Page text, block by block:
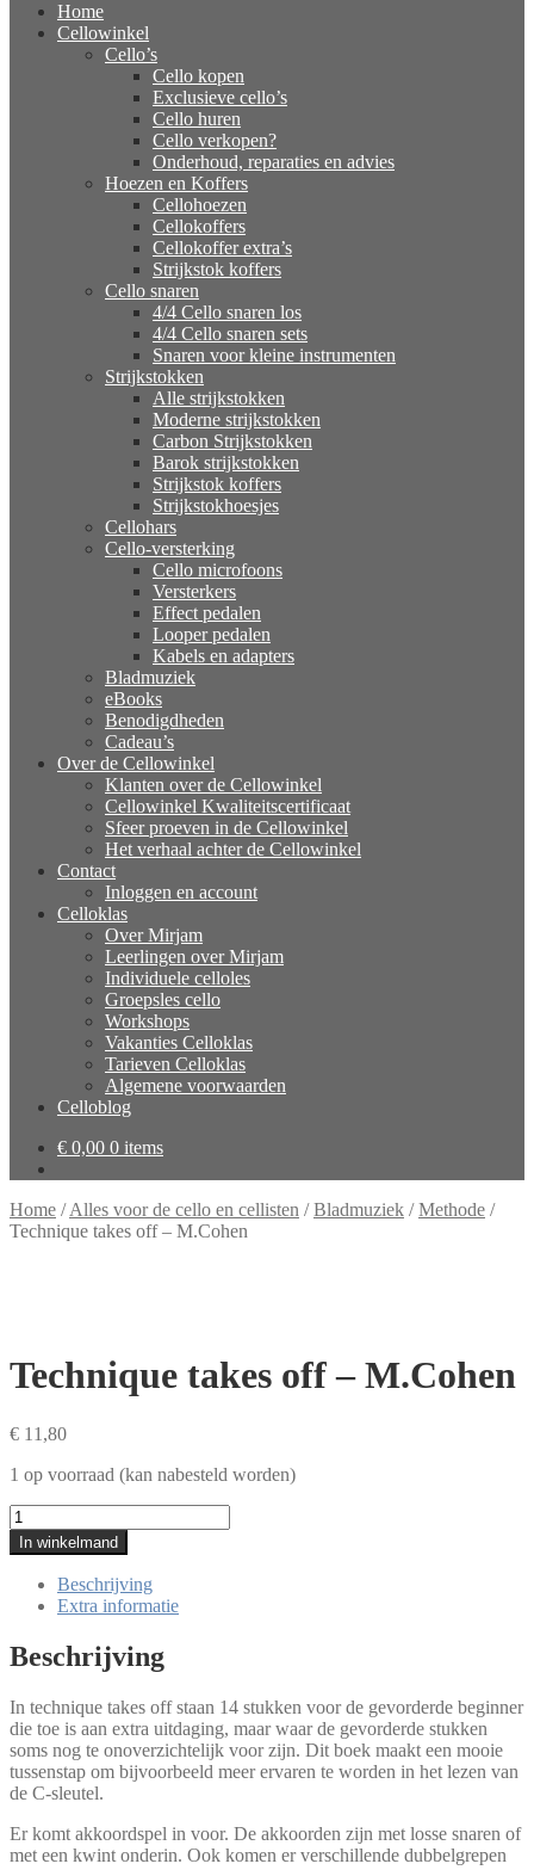
Home
Cellowinkel
Cello’s
Cello kopen
Exclusieve cello’s
Cello huren
Cello verkopen?
Onderhoud, reparaties en advies
Hoezen en Koffers
Cellohoezen
Cellokoffers
Cellokoffer extra’s
Strijkstok koffers
Cello snaren
4/4 Cello snaren los
4/4 Cello snaren sets
Snaren voor kleine instrumenten
Strijkstokken
Alle strijkstokken
Moderne strijkstokken
Carbon Strijkstokken
Barok strijkstokken
Strijkstok koffers
Strijkstokhoesjes
Cellohars
Cello-versterking
Cello microfoons
Versterkers
Effect pedalen
Looper pedalen
Kabels en adapters
Bladmuziek
eBooks
Benodigdheden
Cadeau’s
Over de Cellowinkel
Klanten over de Cellowinkel
Cellowinkel Kwaliteitscertificaat
Sfeer proeven in de Cellowinkel
Het verhaal achter de Cellowinkel
Contact
Inloggen en account
Celloklas
Over Mirjam
Leerlingen over Mirjam
Individuele celloles
Groepsles cello
Workshops
Vakanties Celloklas
Tarieven Celloklas
Algemene voorwaarden
Celloblog
€ 0,00 0 items
Home /Alles voor de cello en cellisten /Bladmuziek /Methode /
Technique takes off – M.Cohen
Technique takes off – M.Cohen
€ 11,80
1 op voorraad (kan nabesteld worden)
Technique
takes
off
M.Cohen
In winkelmand
Beschrijving
Extra informatie
Beschrijving
In technique takes off staan 14 stukken voor de gevorderde beginner
die toe is aan extra uitdaging, maar waar de gevorderde stukken
soms nog te onoverzichtelijk voor zijn. Dit boek maakt een mooie
tussenstap om bijvoorbeeld meer ervaren te worden in het lezen van
de C-sleutel.
Er komt akkoordspel in voor. De akkoorden zijn met losse snaren of
met een kwint onderin. Ook komen er verschillende dubbelgrepen